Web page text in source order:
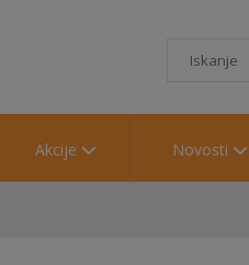
Akcije Novosti